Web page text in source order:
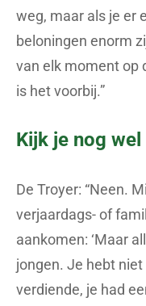
weg, maar als je er
beloningen enorm
van elk moment op
is het voorbij.”
Kijk je nog
De Troyer: “Neen.
verjaardags- of
aankomen: ‘Maar
jongen. Je hebt
verdiende, je had